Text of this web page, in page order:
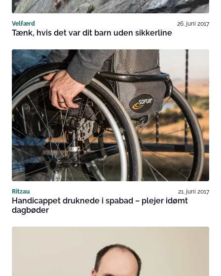
Velfærd 26. juni 2017
Tænk, hvis det var dit barn uden sikkerline
Ritzau 21. juni 2017
Handicappet druknede i spabad – plejer idømt
dagbøder